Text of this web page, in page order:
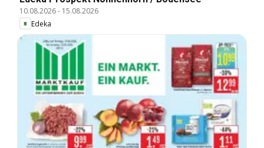
10.08.2026- 15.08.2026
Edeka